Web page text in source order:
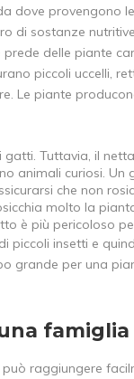
provengono
di sostanze
delle piante
piccoli uccelli,
Le piante
Tuttavia, il
animali curiosi.
che non
molto la
è più pericoloso
insetti e
grande per una
raggiungere